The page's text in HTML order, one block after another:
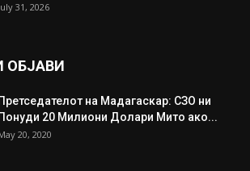
31, 2026
ОБЈАВИ
Претседателот на Мадагаскар: СЗО ни
Понуди 20 Милиони Долари Мито ако...
20, 2020